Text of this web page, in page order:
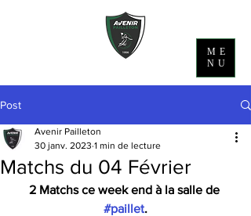
ME
NU
Post
Matchs du 04 Février
Avenir Pailleton
30 janv. 2023 1 min de lecture
2 Matchs ce week end à la salle de
#paillet.